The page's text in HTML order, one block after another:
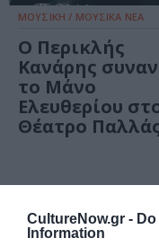
CultureNow.gr -
Information
ΜΟΥΣΙΚΗ / ΜΟΥΣΙΚΑ ΝΕΑ
Ο Περικλής
Κανάρης
το Μάνο
Ελευθερίου
Θέατρο